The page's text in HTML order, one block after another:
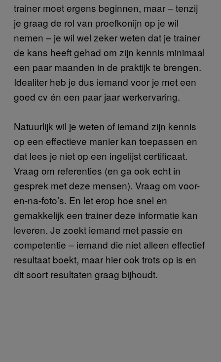
trainer moet ergens beginnen, maar – tenzij
je graag de rol van proefkonijn op je wil
nemen – je wil wel zeker weten dat je trainer
de kans heeft gehad om zijn kennis minimaal
een paar maanden in de praktijk te brengen.
Idealiter heb je dus iemand voor je met een
goed cv én een paar jaar werkervaring.
Natuurlijk wil je weten of iemand zijn kennis
op een effectieve manier kan toepassen en
dat lees je niet op een ingelijst certificaat.
Vraag om referenties (en ga ook echt in
gesprek met deze mensen). Vraag om voor-
en-na-foto’s. En let erop hoe snel en
gemakkelijk een trainer deze informatie kan
leveren. Je zoekt iemand met passie en
competentie – iemand die niet alleen effectief
resultaat boekt, maar hier ook trots op is en
dit soort resultaten graag bijhoudt.